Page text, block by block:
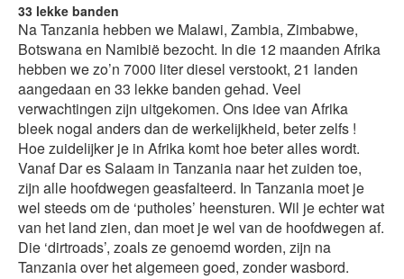
33 lekke banden
Na Tanzania hebben we Malawi, Zambia, Zimbabwe,
Botswana en Namibië bezocht. In die 12 maanden Afrika
hebben we zo’n 7000 liter diesel verstookt, 21 landen
aangedaan en 33 lekke banden gehad. Veel
verwachtingen zijn uitgekomen. Ons idee van Afrika
bleek nogal anders dan de werkelijkheid, beter zelfs !
Hoe zuidelijker je in Afrika komt hoe beter alles wordt.
Vanaf Dar es Salaam in Tanzania naar het zuiden toe,
zijn alle hoofdwegen geasfalteerd. In Tanzania moet je
wel steeds om de ‘putholes’ heensturen. Wil je echter wat
van het land zien, dan moet je wel van de hoofdwegen af.
Die ‘dirtroads’, zoals ze genoemd worden, zijn na
Tanzania over het algemeen goed, zonder wasbord.